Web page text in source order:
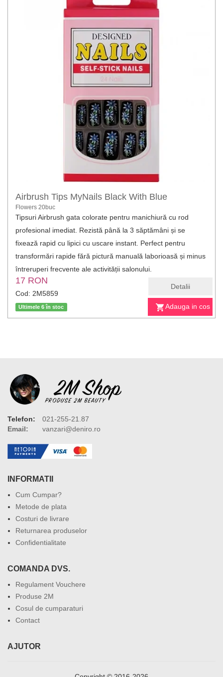
Adauga in cos
Detalii
Airbrush Tips MyNails Black With Blue
Flowers 20buc
Tipsuri Airbrush gata colorate pentru manichiură cu rod
profesional imediat. Rezistă până la 3 săptămâni și se
fixează rapid cu lipici cu uscare instant. Perfect pentru
transformări rapide fără pictură manuală laborioasă și minus
întreruperi frecvente ale activității salonului.
17 RON
Cod: 2M5859
Ultimele 6 în stoc
Telefon:
021-255-21.87
Email:
vanzari@deniro.ro
INFORMATII
Cum Cumpar?
Metode de plata
Costuri de livrare
Returnarea produselor
Confidentialitate
COMANDA DVS.
Regulament Vouchere
Produse 2M
Cosul de cumparaturi
Contact
AJUTOR